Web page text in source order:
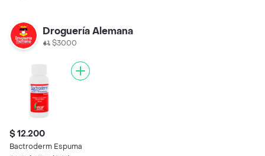
Droguería Alemana
$3000
$ 12.200
Bactroderm Espuma